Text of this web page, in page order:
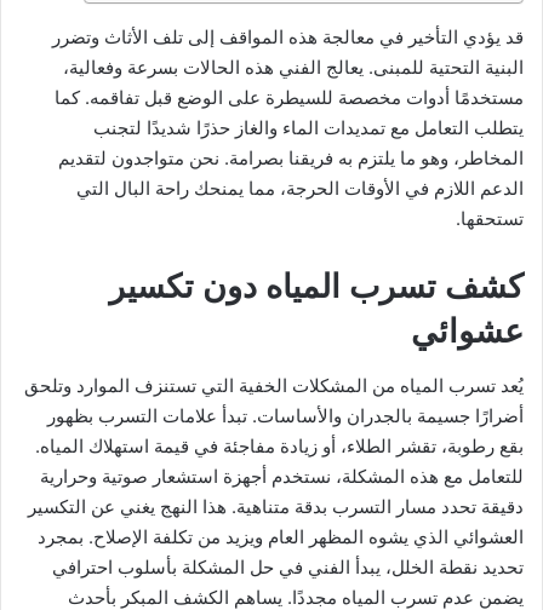
قد يؤدي التأخير في معالجة هذه المواقف إلى تلف الأثاث وتضرر
البنية التحتية للمبنى. يعالج الفني هذه الحالات بسرعة وفعالية،
مستخدمًا أدوات مخصصة للسيطرة على الوضع قبل تفاقمه. كما
يتطلب التعامل مع تمديدات الماء والغاز حذرًا شديدًا لتجنب
المخاطر، وهو ما يلتزم به فريقنا بصرامة. نحن متواجدون لتقديم
الدعم اللازم في الأوقات الحرجة، مما يمنحك راحة البال التي
تستحقها.
كشف تسرب المياه دون تكسير
عشوائي
يُعد تسرب المياه من المشكلات الخفية التي تستنزف الموارد وتلحق
أضرارًا جسيمة بالجدران والأساسات. تبدأ علامات التسرب بظهور
بقع رطوبة، تقشر الطلاء، أو زيادة مفاجئة في قيمة استهلاك المياه.
للتعامل مع هذه المشكلة، نستخدم أجهزة استشعار صوتية وحرارية
دقيقة تحدد مسار التسرب بدقة متناهية. هذا النهج يغني عن التكسير
العشوائي الذي يشوه المظهر العام ويزيد من تكلفة الإصلاح. بمجرد
تحديد نقطة الخلل، يبدأ الفني في حل المشكلة بأسلوب احترافي
يضمن عدم تسرب المياه مجددًا. يساهم الكشف المبكر بأحدث